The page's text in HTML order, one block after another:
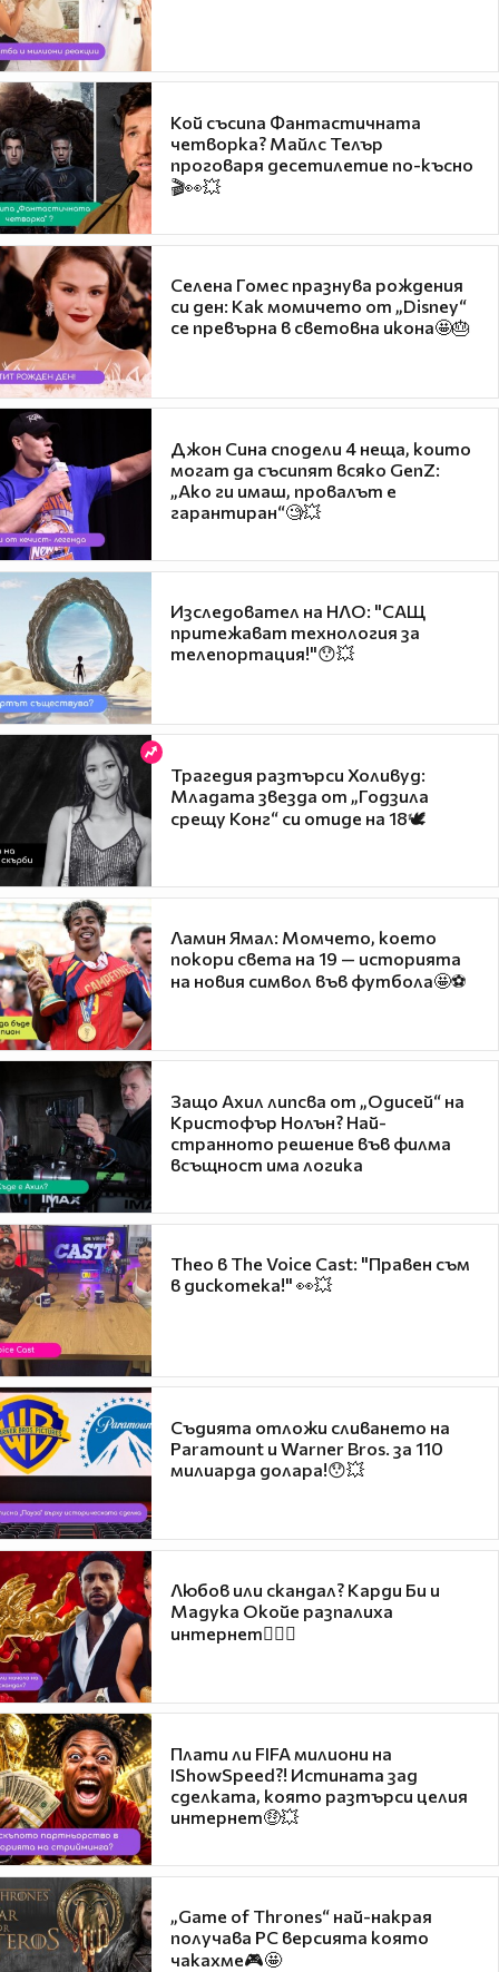
Кой съсипа Фантастичната
четворка? Майлс Телър
проговаря десетилетие по-късно
🎬👀💥
Селена Гомес празнува рождения
си ден: Как момичето от „Disney“
се превърна в световна икона🤩🎂
Джон Сина сподели 4 неща, които
могат да съсипят всяко GenZ:
„Ако ги имаш, провалът е
гарантиран“🧐💥
Изследовател на НЛО: "САЩ
притежават технология за
телепортация!"😯💥
Трагедия разтърси Холивуд:
Младата звезда от „Годзила
срещу Конг“ си отиде на 18🕊️
Ламин Ямал: Момчето, което
покори света на 19 — историята
на новия символ във футбола🤩⚽
Защо Ахил липсва от „Одисей“ на
Кристофър Нолън? Най-
странното решение във филма
всъщност има логика
Theo в The Voice Cast: "Правен съм
в дискотека!" 👀💥
Съдията отложи сливането на
Paramount и Warner Bros. за 110
милиарда долара!😯💥
Любов или скандал? Карди Би и
Мадука Окойе разпалиха
интернет❤️‍🔥🔥
Плати ли FIFA милиони на
IShowSpeed?! Истината зад
сделката, която разтърси целия
интернет🤑💥
„Game of Thrones“ най-накрая
получава PC версията която
чакахме🎮🤩